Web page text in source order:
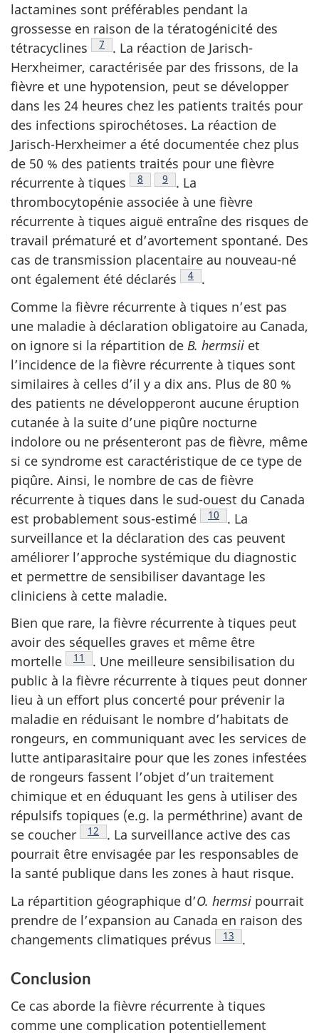
lactamines sont préférables pendant la
grossesse en raison de la tératogénicité des
tétracyclines
Note de bas de page
7 . La réaction de Jarisch-
Herxheimer, caractérisée par des frissons, de la
fièvre et une hypotension, peut se développer
dans les 24 heures chez les patients traités pour
des infections spirochétoses. La réaction de
Jarisch-Herxheimer a été documentée chez plus
de 50 % des patients traités pour une fièvre
récurrente à tiques Note de bas de page
8 Note de bas de page
9 . La
thrombocytopénie associée à une fièvre
récurrente à tiques aiguë entraîne des risques de
travail prématuré et d’avortement spontané. Des
cas de transmission placentaire au nouveau-né
ont également été déclarés Note de bas de page
4
.
Comme la fièvre récurrente à tiques n’est pas
une maladie à déclaration obligatoire au Canada,
on ignore si la répartition de B. hermsii et
l’incidence de la fièvre récurrente à tiques sont
similaires à celles d’il y a dix ans. Plus de 80 %
des patients ne développeront aucune éruption
cutanée à la suite d’une piqûre nocturne
indolore ou ne présenteront pas de fièvre, même
si ce syndrome est caractéristique de ce type de
piqûre. Ainsi, le nombre de cas de fièvre
récurrente à tiques dans le sud-ouest du Canada
est probablement sous-estimé Note de bas de page
10 . La
surveillance et la déclaration des cas peuvent
améliorer l’approche systémique du diagnostic
et permettre de sensibiliser davantage les
cliniciens à cette maladie.
Bien que rare, la fièvre récurrente à tiques peut
avoir des séquelles graves et même être
mortelle
Note de bas de page
11 . Une meilleure sensibilisation du
public à la fièvre récurrente à tiques peut donner
lieu à un effort plus concerté pour prévenir la
maladie en réduisant le nombre d’habitats de
rongeurs, en communiquant avec les services de
lutte antiparasitaire pour que les zones infestées
de rongeurs fassent l’objet d’un traitement
chimique et en éduquant les gens à utiliser des
répulsifs topiques (e.g. la perméthrine) avant de
se coucher Note de bas de page
12 . La surveillance active des cas
pourrait être envisagée par les responsables de
la santé publique dans les zones à haut risque.
La répartition géographique d’O. hermsi pourrait
prendre de l’expansion au Canada en raison des
changements climatiques prévus Note de bas de
13 .
Conclusion
Ce cas aborde la fièvre récurrente à tiques
comme une complication potentiellement